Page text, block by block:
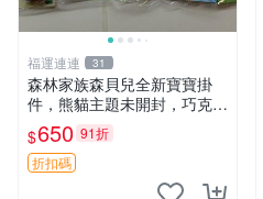
福運連連 31
森林家族森貝兒全新寶寶掛
件，熊貓主題未開封，巧克力
兔牛奶兔郁金香兔貓吉娃娃嚴
選，適合收藏 熊貓 森林 寶寶
$650 91折
折扣碼